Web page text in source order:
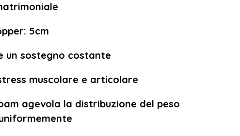
5cm
un sostegno costante
muscolare e articolare
agevola la distribuzione del peso